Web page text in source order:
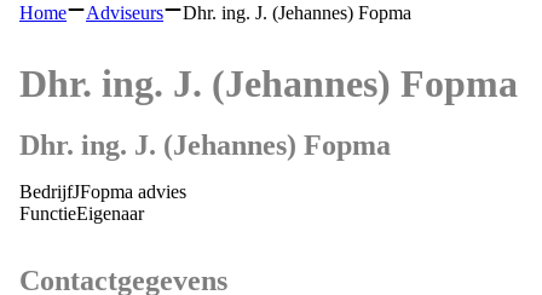
Home Adviseurs Dhr. ing. J. (Jehannes) Fopma
Dhr. ing. J. (Jehannes) Fopma
Dhr. ing. J. (Jehannes) Fopma
BedrijfJFopma advies
FunctieEigenaar
Contactgegevens